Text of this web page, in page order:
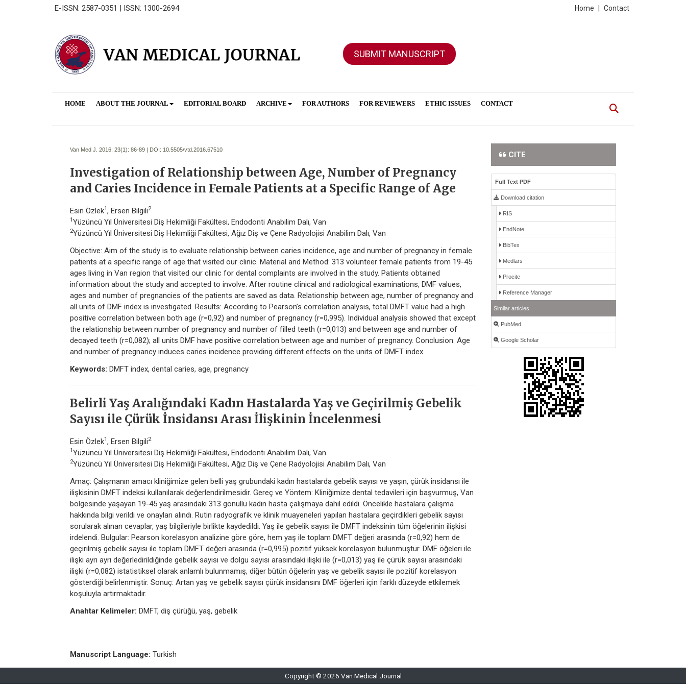
E-ISSN: 2587-0351 | ISSN: 1300-2694 Contact
Home
SUBMIT MANUSCRIPT
HOME ABOUT THE JOURNAL EDITORIAL BOARD ARCHIVE FOR AUTHORS FOR REVIEWERS ETHIC ISSUES CONTACT
Van Med J. 2016; 23(1): 86-89 | DOI: 10.5505/vtd.2016.67510
Investigation of Relationship between Age, Number of Pregnancy
and Caries Incidence in Female Patients at a Specific Range of Age
Esin Özlek1 , Ersen Bilgili2
1 Yüzüncü Yıl Üniversitesi Diş Hekimliği Fakültesi, Endodonti Anabilim Dalı, Van
2Yüzüncü Yıl Üniversitesi Diş Hekimliği Fakültesi, Ağız Diş ve Çene Radyolojisi Anabilim Dalı, Van
Objective: Aim of the study is to evaluate relationship between caries incidence, age and number of pregnancy in female
patients at a specific range of age that visited our clinic. Material and Method: 313 volunteer female patients from 19-45
ages living in Van region that visited our clinic for dental complaints are involved in the study. Patients obtained
information about the study and accepted to involve. After routine clinical and radiological examinations, DMF values,
ages and number of pregnancies of the patients are saved as data. Relationship between age, number of pregnancy and
all units of DMF index is investigated. Results: According to Pearson’s correlation analysis, total DMFT value had a high
positive correlation between both age (r=0,92) and number of pregnancy (r=0,995). Individual analysis showed that except
the relationship between number of pregnancy and number of filled teeth (r=0,013) and between age and number of
decayed teeth (r=0,082); all units DMF have positive correlation between age and number of pregnancy. Conclusion: Age
and number of pregnancy induces caries incidence providing different effects on the units of DMFT index.
Keywords: DMFT index, dental caries, age, pregnancy
Belirli Yaş Aralığındaki Kadın Hastalarda Yaş ve Geçirilmiş Gebelik
Sayısı ile Çürük İnsidansı Arası İlişkinin İncelenmesi
Esin Özlek1 , Ersen Bilgili2
1 Yüzüncü Yıl Üniversitesi Diş Hekimliği Fakültesi, Endodonti Anabilim Dalı, Van
2Yüzüncü Yıl Üniversitesi Diş Hekimliği Fakültesi, Ağız Diş ve Çene Radyolojisi Anabilim Dalı, Van
Amaç: Çalışmanın amacı kliniğimize gelen belli yaş grubundaki kadın hastalarda gebelik sayısı ve yaşın, çürük insidansı ile
ilişkisinin DMFT indeksi kullanılarak değerlendirilmesidir. Gereç ve Yöntem: Kliniğimize dental tedavileri için başvurmuş, Van
bölgesinde yaşayan 19-45 yaş arasındaki 313 gönüllü kadın hasta çalışmaya dahil edildi. Öncelikle hastalara çalışma
hakkında bilgi verildi ve onayları alındı. Rutin radyografik ve klinik muayeneleri yapılan hastalara geçirdikleri gebelik sayısı
sorularak alınan cevaplar, yaş bilgileriyle birlikte kaydedildi. Yaş ile gebelik sayısı ile DMFT indeksinin tüm öğelerinin ilişkisi
irdelendi. Bulgular: Pearson korelasyon analizine göre göre, hem yaş ile toplam DMFT değeri arasında (r=0,92) hem de
geçirilmiş gebelik sayısı ile toplam DMFT değeri arasında (r=0,995) pozitif yüksek korelasyon bulunmuştur. DMF öğeleri ile
ilişki ayrı ayrı değerledirildiğinde gebelik sayısı ve dolgu sayısı arasındaki ilişki ile (r=0,013) yaş ile çürük sayısı arasındaki
ilişki (r=0,082) istatistiksel olarak anlamlı bulunmamış, diğer bütün öğelerin yaş ve gebelik sayısı ile pozitif korelasyon
gösterdiği belirlenmiştir. Sonuç: Artan yaş ve gebelik sayısı çürük insidansını DMF öğerleri için farklı düzeyde etkilemek
koşuluyla artırmaktadır.
Anahtar Kelimeler: DMFT, diş çürüğü, yaş, gebelik
Manuscript Language: Turkish
CITE
Full Text PDF
Download citation
RIS
EndNote
BibTex
Medlars
Procite
Reference Manager
Similar articles
PubMed
Google Scholar
Copyright © 2026 Van Medical Journal